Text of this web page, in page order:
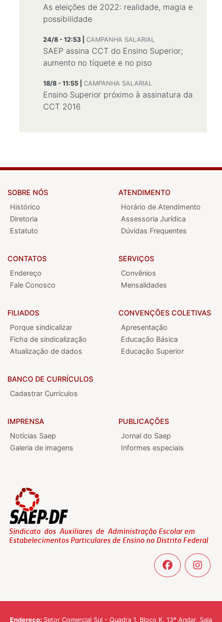
As eleições de 2022: realidade, magia e
possibilidade
24/8 - 12:53 | CAMPANHA SALARIAL
SAEP assina CCT do Ensino Superior;
aumento no tíquete e no piso
18/8 - 11:55 | CAMPANHA SALARIAL
Ensino Superior próximo à assinatura da
CCT 2016
SOBRE NÓS
Histórico
Diretoria
Estatuto
CONTATOS
Endereço
Fale Conosco
ATENDIMENTO
Horário de Atendimento
Assessoria Jurídica
Dúvidas Frequentes
SERVIÇOS
Convênios
Mensalidades
FILIADOS
Porque sindicalizar
Ficha de sindicalização
Atualização de dados
BANCO DE CURRÍCULOS
Cadastrar Currículos
CONVENÇÕES COLETIVAS
Apresentação
Educação Básica
Educação Superior
IMPRENSA
Notícias Saep
Galeria de imagens
PUBLICAÇÕES
Jornal do Saep
Informes especiais
Endereço: Setor Comercial Sul - Quadra 1, Bloco K, 13º Andar, Sala